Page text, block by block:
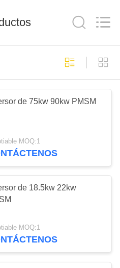
variable
de
101
de
variable
41
de 75kw 90kw PMSM
MOQ:1
de 18.5kw 22kw
MOQ:1